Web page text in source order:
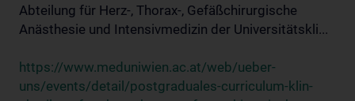
Abteilung für Herz-, Thorax-, Gefäßchirurgische
Anästhesie und Intensivmedizin der Universitätskli...
https://www.meduniwien.ac.at/web/ueber-
uns/events/detail/postgraduales-curriculum-klin-